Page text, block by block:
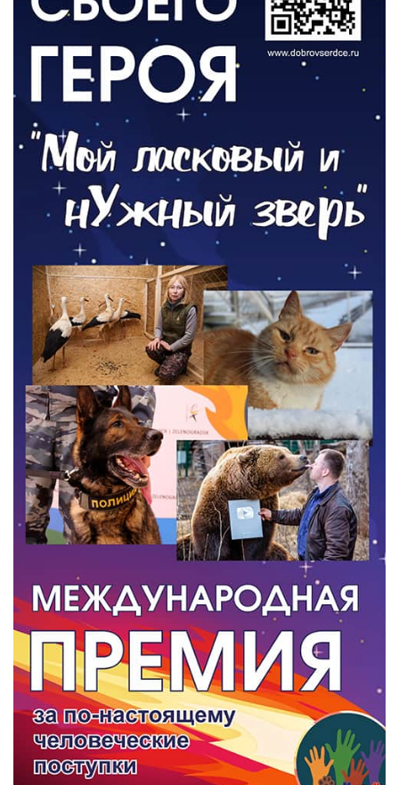
Новый настил на экотропе
05.08.2026